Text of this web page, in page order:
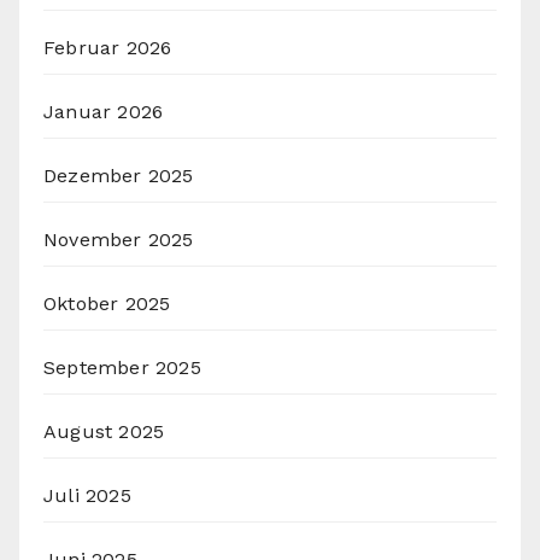
Februar 2026
Januar 2026
Dezember 2025
November 2025
Oktober 2025
September 2025
August 2025
Juli 2025